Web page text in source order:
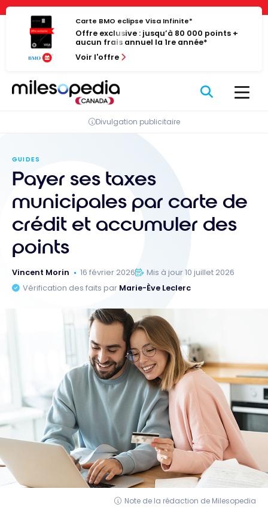
Panneau de gestion des cookies
Passer
contenu
Carte BMO eclipse Visa Infinite*
Offre exclusive : jusqu’à 80 000 points +
aucun frais annuel la 1re année*
Voir l'offre
Divulgation publicitaire
GUIDES
Payer ses taxes
municipales par carte de
crédit et accumuler des
points
Vincent Morin 16 février 2026
Mis à jour 10 juillet 2026
Vérification des faits par Marie-Ève Leclerc
Note de la rédaction de Milesopedia